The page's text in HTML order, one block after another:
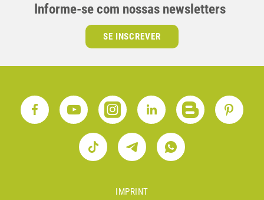
Informe-se com nossas newsletters
SE INSCREVER
IMPRINT